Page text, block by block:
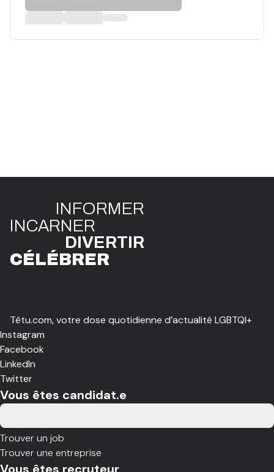
INFORMER
INCARNER
DIVERTIR
CÉLÉBRER
Têtu.com, votre dose quotidienne d’actualité LGBTQI+
Instagram
Facebook
LinkedIn
Twitter
Vous êtes candidat.e
Trouver un job
Trouver une entreprise